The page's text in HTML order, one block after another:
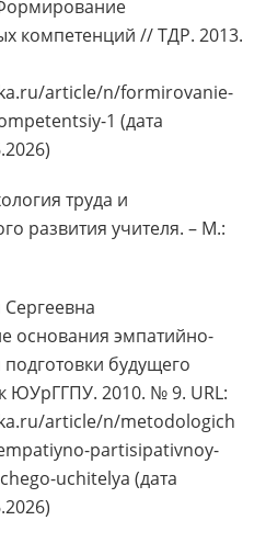
компетенций // ТДР. 2013.
article/n/formirovanie-
1 (дата
труда и
развития учителя. – М.:
основания эмпатийно-
будущего
ЮУрГГПУ. 2010. № 9. URL:
article/n/metodologich
partisipativnoy-
uchitelya (дата